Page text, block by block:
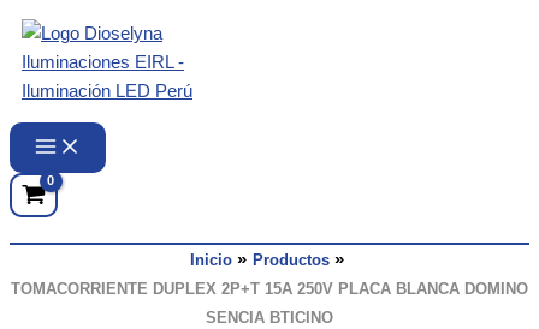
contenido
Inicio
Productos
TOMACORRIENTE DUPLEX 2P+T 15A 250V PLACA BLANCA DOMINO
SENCIA BTICINO